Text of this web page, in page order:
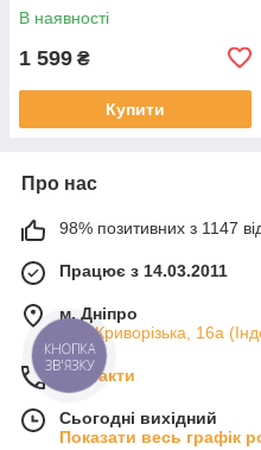
В наявності
1 599 ₴
Купити
Про нас
98% позитивних з 1147
Працює з 14.03.2011
м. Дніпро
вул. Криворізька, 16а
Контакти
Сьогодні вихідний
Показати весь графік
КНОПКА
ЗВ'ЯЗКУ